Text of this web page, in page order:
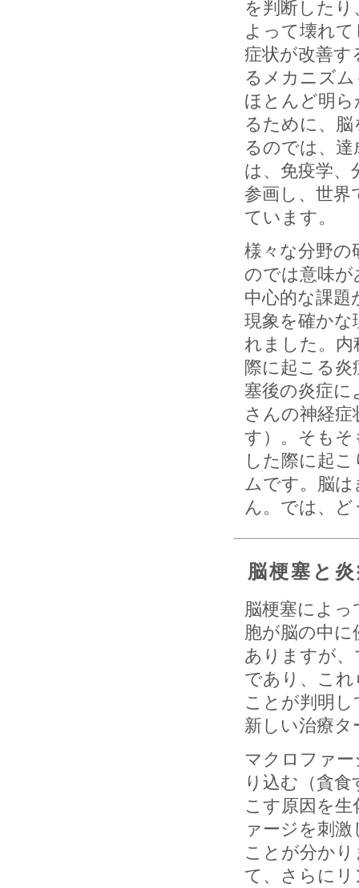
を判断した
よって壊れ
症状が改善す
るメカニズ
ほとんど明
るために、
るのでは、
は、免疫学、
参画し、世界
ています。
様々な分野の
のでは意味
中心的な課題
現象を確かな
れました。内
際に起こる
塞後の炎症に
さんの神経
す）。そもそ
した際に起
ムです。脳
ん。では、
脳梗塞と
脳梗塞によ
胞が脳の中
ありますが
であり、こ
ことが判明
新しい治療
マクロファ
り込む（貪
こす原因を
ァージを刺
ことが分か
て、さらに